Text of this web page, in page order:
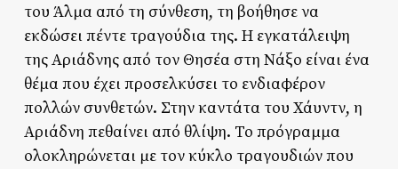
του Άλμα από τη σύνθεση, τη βοήθησε να
εκδώσει πέντε τραγούδια της. Η εγκατάλειψη
της Αριάδνης από τον Θησέα στη Νάξο είναι ένα
θέμα που έχει προσελκύσει το ενδιαφέρον
πολλών συνθετών. Στην καντάτα του Χάυντν, η
Αριάδνη πεθαίνει από θλίψη. Το πρόγραμμα
ολοκληρώνεται με τον κύκλο τραγουδιών που